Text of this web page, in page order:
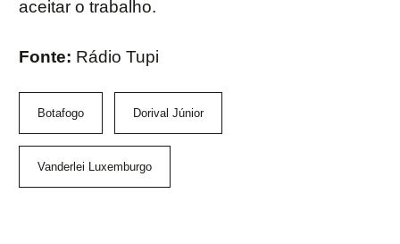
aceitar o trabalho.
Fonte: Rádio Tupi
Botafogo Dorival Júnior
Vanderlei Luxemburgo